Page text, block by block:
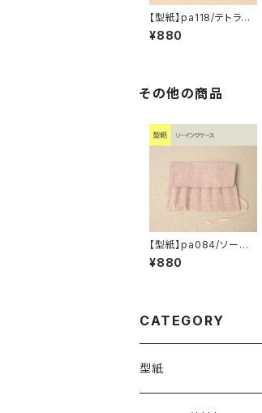
【型紙】pa118/テトラポ
ーチ（S・M）
¥880
その他の商品
【型紙】pa084/ソーイ
ングケース
¥880
CATEGORY
型紙